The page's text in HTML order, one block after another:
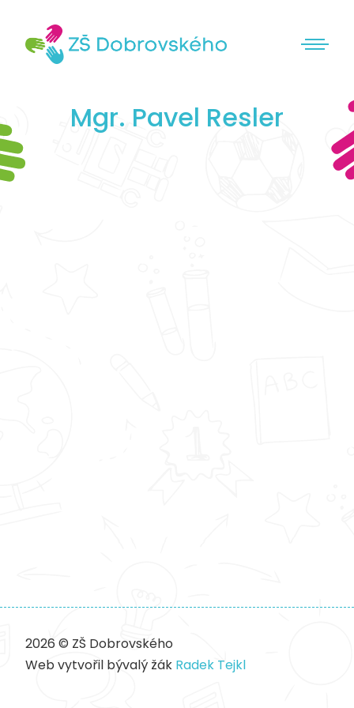
Mgr. Pavel Resler
2026 © ZŠ Dobrovského
Web vytvořil bývalý žák Radek Tejkl